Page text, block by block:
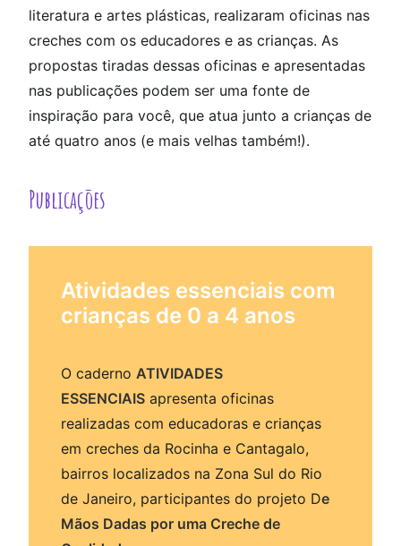
literatura e artes plásticas, realizaram oficinas nas
creches com os educadores e as crianças. As
propostas tiradas dessas oficinas e apresentadas
nas publicações podem ser uma fonte de
inspiração para você, que atua junto a crianças de
até quatro anos (e mais velhas também!).
Publicações
Atividades essenciais com
crianças de 0 a 4 anos
O caderno ATIVIDADES
ESSENCIAIS apresenta oficinas
realizadas com educadoras e crianças
em creches da Rocinha e Cantagalo,
bairros localizados na Zona Sul do Rio
de Janeiro, participantes do projeto De
Mãos Dadas por uma Creche de